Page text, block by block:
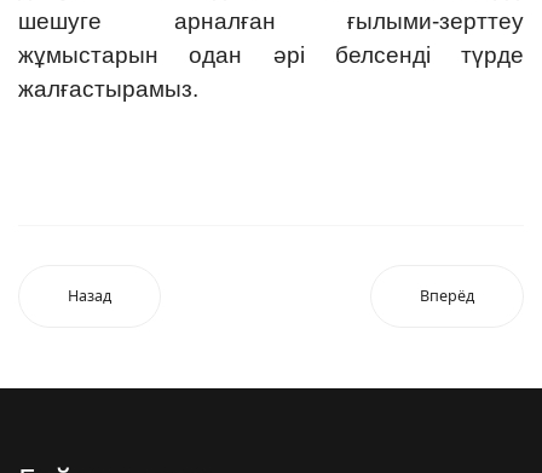
шешуге арналған ғылыми-зерттеу
жұмыстарын одан әрі белсенді түрде
жалғастырамыз.
Назад Вперёд